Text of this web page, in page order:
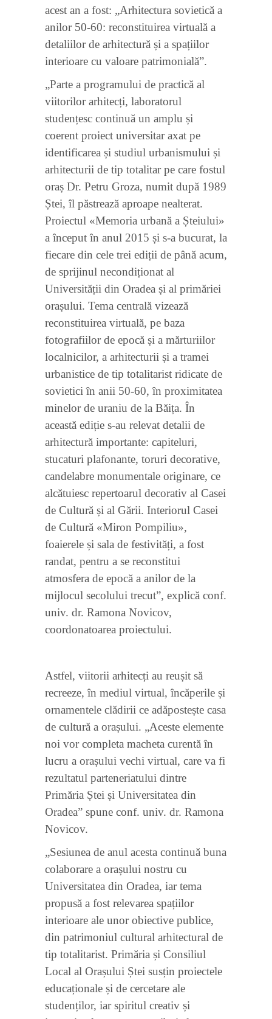
acest an a fost: „Arhitectura sovietică a
anilor 50-60: reconstituirea virtuală a
detaliilor de arhitectură și a spațiilor
interioare cu valoare patrimonială”.
„Parte a programului de practică al
viitorilor arhitecți, laboratorul
studențesc continuă un amplu și
coerent proiect universitar axat pe
identificarea și studiul urbanismului și
arhitecturii de tip totalitar pe care fostul
oraș Dr. Petru Groza, numit după 1989
Ștei, îl păstrează aproape nealterat.
Proiectul «Memoria urbană a Șteiului»
a început în anul 2015 și s-a bucurat, la
fiecare din cele trei ediții de până acum,
de sprijinul necondiționat al
Universității din Oradea și al primăriei
orașului. Tema centrală vizează
reconstituirea virtuală, pe baza
fotografiilor de epocă și a mărturiilor
localnicilor, a arhitecturii și a tramei
urbanistice de tip totalitarist ridicate de
sovietici în anii 50-60, în proximitatea
minelor de uraniu de la Băița. În
această ediție s-au relevat detalii de
arhitectură importante: capiteluri,
stucaturi plafonante, toruri decorative,
candelabre monumentale originare, ce
alcătuiesc repertoarul decorativ al Casei
de Cultură și al Gării. Interiorul Casei
de Cultură «Miron Pompiliu»,
foaierele și sala de festivități, a fost
randat, pentru a se reconstitui
atmosfera de epocă a anilor de la
mijlocul secolului trecut”, explică conf.
univ. dr. Ramona Novicov,
coordonatoarea proiectului.
Astfel, viitorii arhitecți au reușit să
recreeze, în mediul virtual, încăperile și
ornamentele clădirii ce adăpostește casa
de cultură a orașului. „Aceste elemente
noi vor completa macheta curentă în
lucru a orașului vechi virtual, care va fi
rezultatul parteneriatului dintre
Primăria Ștei și Universitatea din
Oradea” spune conf. univ. dr. Ramona
Novicov.
„Sesiunea de anul acesta continuă buna
colaborare a orașului nostru cu
Universitatea din Oradea, iar tema
propusă a fost relevarea spațiilor
interioare ale unor obiective publice,
din patrimoniul cultural arhitectural de
tip totalitarist. Primăria și Consiliul
Local al Orașului Ștei susțin proiectele
educaționale și de cercetare ale
studenților, iar spiritul creativ și